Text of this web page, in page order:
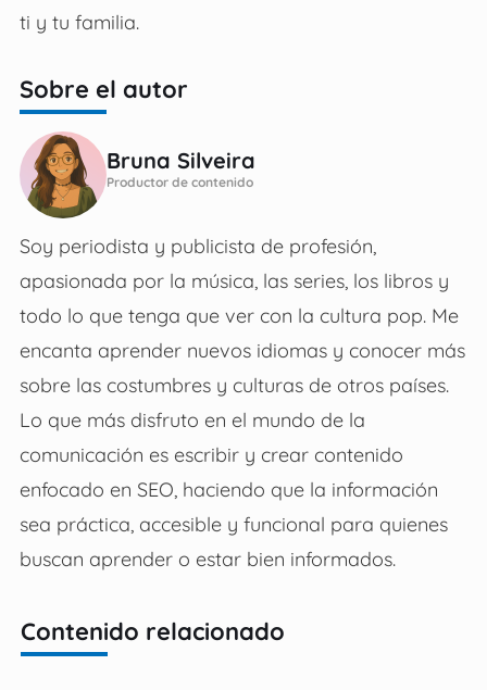
ti y tu familia.
Sobre el autor
Bruna Silveira
Productor de contenido
Soy periodista y publicista de profesión,
apasionada por la música, las series, los libros y
todo lo que tenga que ver con la cultura pop. Me
encanta aprender nuevos idiomas y conocer más
sobre las costumbres y culturas de otros países.
Lo que más disfruto en el mundo de la
comunicación es escribir y crear contenido
enfocado en SEO, haciendo que la información
sea práctica, accesible y funcional para quienes
buscan aprender o estar bien informados.
Contenido relacionado